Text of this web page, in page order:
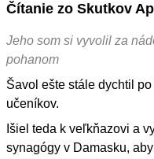
Čítanie zo Skutkov
Jeho som si vyvolil za
pohanom
Šavol ešte stále dychtil
učeníkov.
Išiel teda k veľkňazovi a
synagógy v Damasku,